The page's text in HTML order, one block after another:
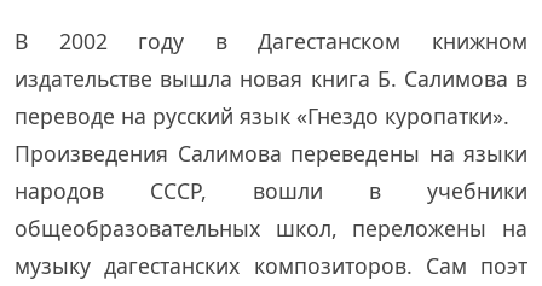
В 2002 году в Дагестанском книжном
издательстве вышла новая книга Б. Салимова в
переводе на русский язык «Гнездо куропатки».
Произведения Салимова переведены на языки
народов СССР, вошли в учебники
общеобразовательных школ, переложены на
музыку дагестанских композиторов. Сам поэт